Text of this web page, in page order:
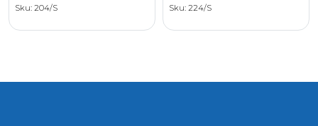
Sku: 204/S Sku: 224/S